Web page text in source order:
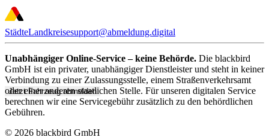
Jetzt Fahrzeug abmelden
StädteLandkreisesupport@abmeldung.digital
Unabhängiger Online-Service – keine Behörde. Die blackbird
GmbH ist ein privater, unabhängiger Dienstleister und steht in keiner
Verbindung zu einer Zulassungsstelle, einem Straßenverkehrsamt
oder einer anderen staatlichen Stelle. Für unseren digitalen Service
berechnen wir eine Servicegebühr zusätzlich zu den behördlichen
Gebühren.
© 2026 blackbird GmbH